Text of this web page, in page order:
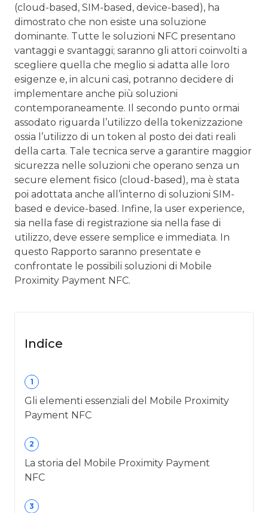
(cloud-based, SIM-based, device-based), ha
dimostrato che non esiste una soluzione
dominante. Tutte le soluzioni NFC presentano
vantaggi e svantaggi; saranno gli attori coinvolti a
scegliere quella che meglio si adatta alle loro
esigenze e, in alcuni casi, potranno decidere di
implementare anche più soluzioni
contemporaneamente. Il secondo punto ormai
assodato riguarda l’utilizzo della tokenizzazione
ossia l’utilizzo di un token al posto dei dati reali
della carta. Tale tecnica serve a garantire maggior
sicurezza nelle soluzioni che operano senza un
secure element fisico (cloud-based), ma è stata
poi adottata anche all’interno di soluzioni SIM-
based e device-based. Infine, la user experience,
sia nella fase di registrazione sia nella fase di
utilizzo, deve essere semplice e immediata. In
questo Rapporto saranno presentate e
confrontate le possibili soluzioni di Mobile
Proximity Payment NFC.
Indice
1
Gli elementi essenziali del Mobile Proximity
Payment NFC
2
La storia del Mobile Proximity Payment
NFC
3